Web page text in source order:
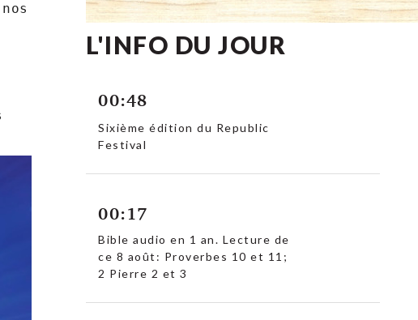
L'INFO DU JOUR
00:48
Sixième édition du Republic
Festival
00:17
Bible audio en 1 an. Lecture de
ce 8 août: Proverbes 10 et 11;
2 Pierre 2 et 3